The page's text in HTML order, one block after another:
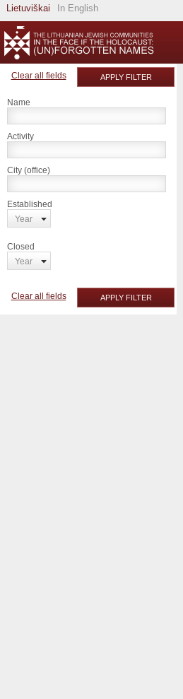
Lietuviškai In English
Clear all fields APPLY FILTER
Name
Activity
City (office)
Established
Year
Closed
Year
Clear all fields APPLY FILTER